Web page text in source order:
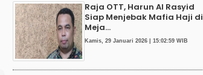
Raja OTT, Harun Al Rasyid
Siap Menjebak Mafia Haji di
Meja...
Kamis, 29 Januari 2026 | 15:02:59 WIB